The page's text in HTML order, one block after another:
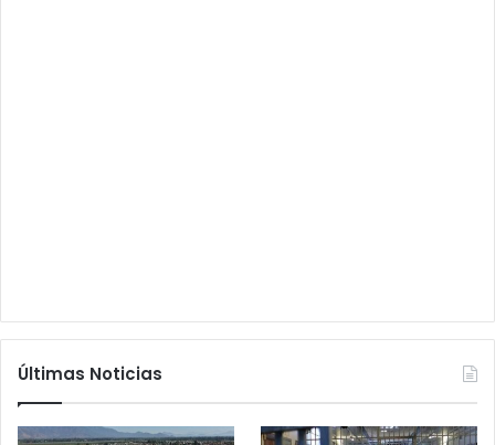
Últimas Noticias